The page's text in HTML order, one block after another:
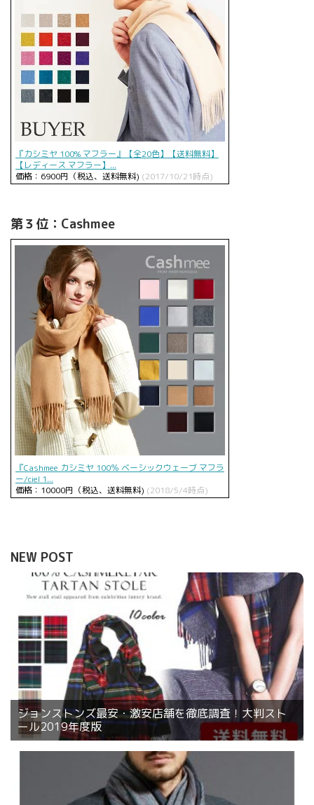
『カシミヤ 100% マフラー』【全20色】【送料無料】
【レディース マフラー】...
価格：6900円（税込、送料無料) (2017/10/21時点)
第３位：Cashmee
『Cashmee カシミヤ 100％ ベーシックウェーブ マフラ
ー/ciel 1...
価格：10000円（税込、送料無料) (2018/5/4時点)
NEW POST
ジョンストンズ最安・激安店舗を徹底調査！大判スト
ール2019年度版